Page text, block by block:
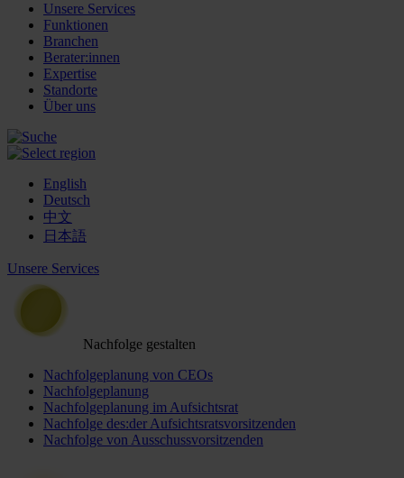
Unsere Services
Funktionen
Branchen
Berater:innen
Expertise
Standorte
Über uns
English
Deutsch
中文
日本語
Unsere Services
Nachfolge gestalten
Nachfolgeplanung von CEOs
Nachfolgeplanung
Nachfolgeplanung im Aufsichtsrat
Nachfolge des:der Aufsichtsratsvorsitzenden
Nachfolge von Ausschussvorsitzenden